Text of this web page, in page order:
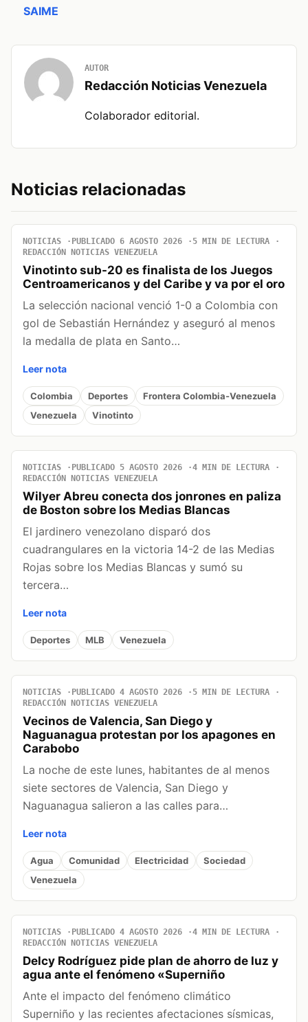
SAIME
AUTOR
Redacción Noticias Venezuela
Colaborador editorial.
Noticias relacionadas
NOTICIAS PUBLICADO 6 AGOSTO 2026
5 MIN DE LECTURA
REDACCIÓN NOTICIAS VENEZUELA
Vinotinto sub-20 es finalista de los Juegos
Centroamericanos y del Caribe y va por el oro
La selección nacional venció 1-0 a Colombia con
gol de Sebastián Hernández y aseguró al menos
la medalla de plata en Santo…
Leer nota
Colombia Deportes
Frontera Colombia-Venezuela
Venezuela
Vinotinto
NOTICIAS PUBLICADO 5 AGOSTO 2026
4 MIN DE LECTURA
REDACCIÓN NOTICIAS VENEZUELA
Wilyer Abreu conecta dos jonrones en paliza
de Boston sobre los Medias Blancas
El jardinero venezolano disparó dos
cuadrangulares en la victoria 14-2 de las Medias
Rojas sobre los Medias Blancas y sumó su
tercera…
Leer nota
Deportes MLB Venezuela
NOTICIAS PUBLICADO 4 AGOSTO 2026
5 MIN DE LECTURA
REDACCIÓN NOTICIAS VENEZUELA
Vecinos de Valencia, San Diego y
Naguanagua protestan por los apagones en
Carabobo
La noche de este lunes, habitantes de al menos
siete sectores de Valencia, San Diego y
Naguanagua salieron a las calles para…
Leer nota
Agua Comunidad Electricidad
Sociedad
Venezuela
NOTICIAS PUBLICADO 4 AGOSTO 2026
4 MIN DE LECTURA
REDACCIÓN NOTICIAS VENEZUELA
Delcy Rodríguez pide plan de ahorro de luz y
agua ante el fenómeno «Superniño
Ante el impacto del fenómeno climático
Superniño y las recientes afectaciones sísmicas,